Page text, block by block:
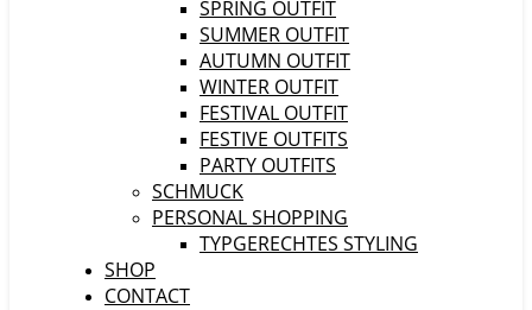
SPRING OUTFIT
SUMMER OUTFIT
AUTUMN OUTFIT
WINTER OUTFIT
FESTIVAL OUTFIT
FESTIVE OUTFITS
PARTY OUTFITS
SCHMUCK
PERSONAL SHOPPING
TYPGERECHTES STYLING
SHOP
CONTACT